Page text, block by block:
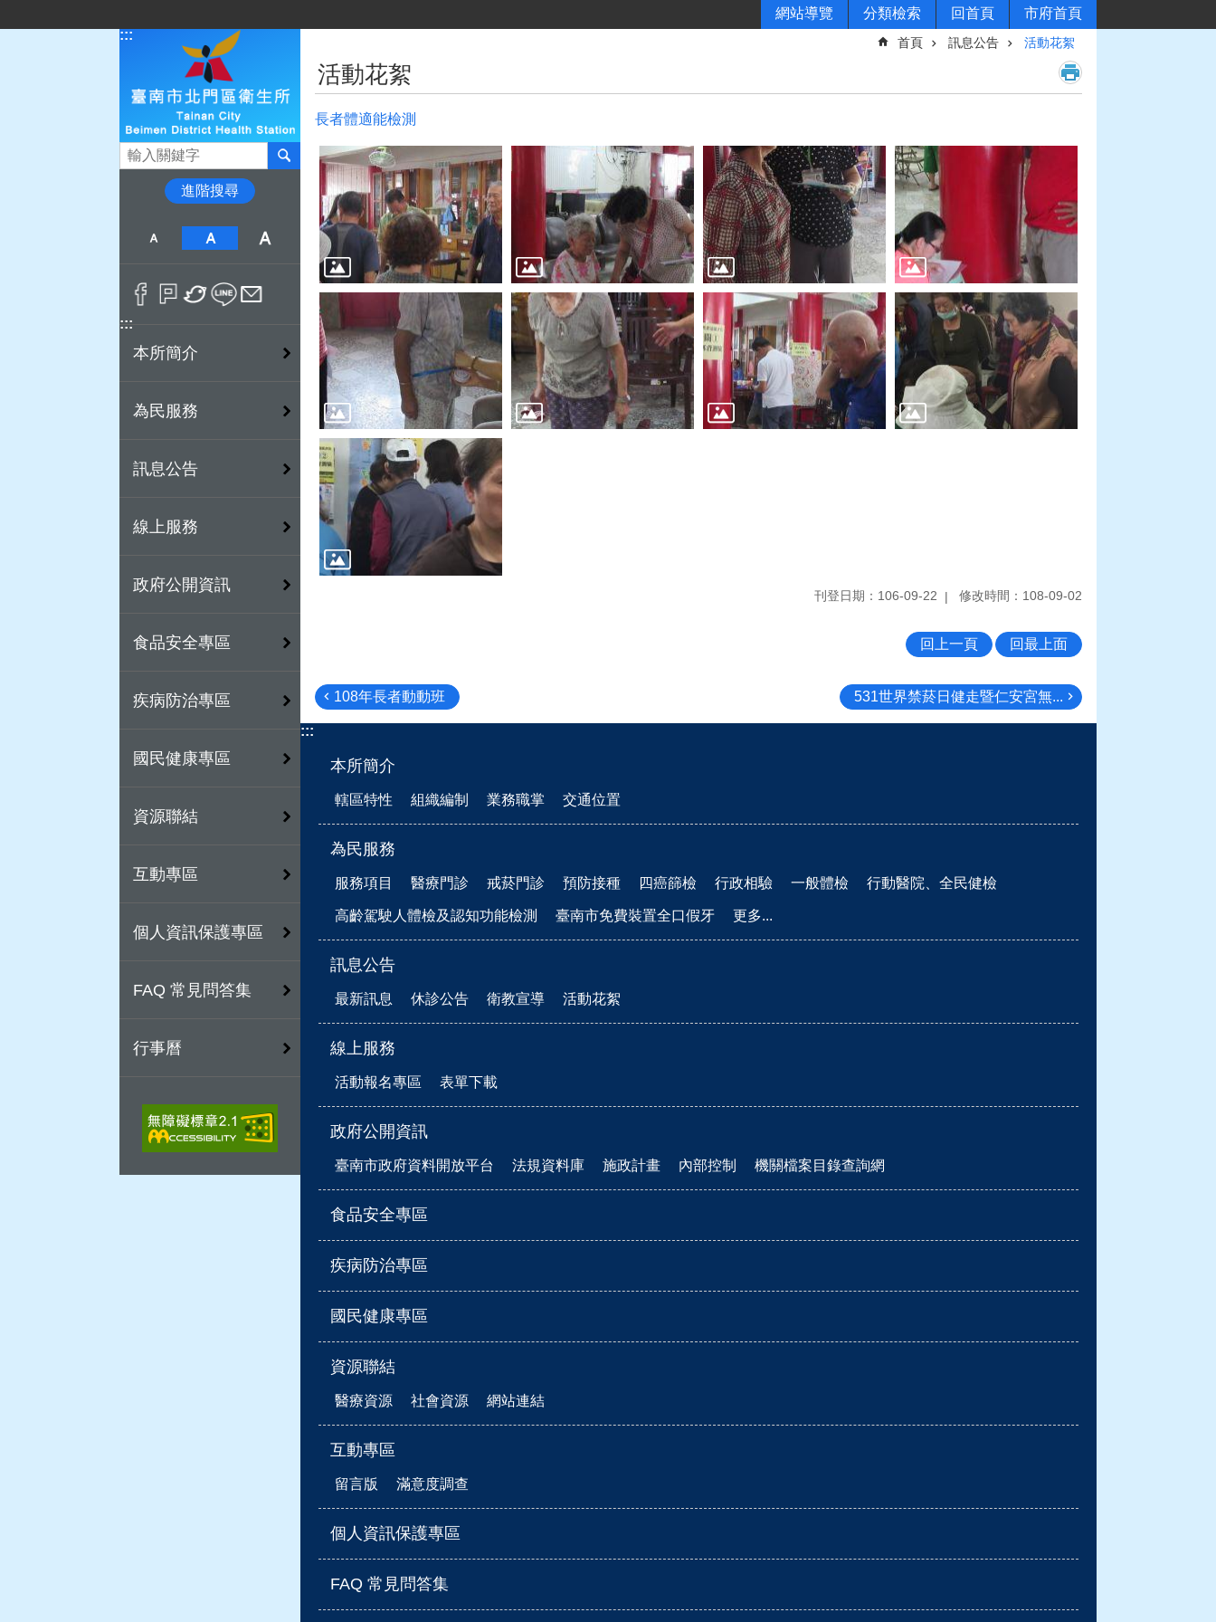
:::
網站導覽 分類檢索 回首頁 市府首頁
搜尋
進階搜尋
:::
本所簡介
為民服務
訊息公告
線上服務
政府公開資訊
食品安全專區
疾病防治專區
國民健康專區
資源聯結
互動專區
個人資訊保護專區
FAQ 常見問答集
行事曆
首頁 訊息公告 活動花絮
活動花絮
長者體適能檢測
刊登日期：106-09-22 修改時間：108-09-02
回上一頁 回最上面
108年長者動動班 531世界禁菸日健走暨仁安宮無...
:::
本所簡介
轄區特性 組織編制 業務職掌 交通位置
為民服務
服務項目 醫療門診 戒菸門診 預防接種 四癌篩檢 行政相驗 一般體檢 行動醫院、全民健檢
高齡駕駛人體檢及認知功能檢測 臺南市免費裝置全口假牙 更多...
訊息公告
最新訊息 休診公告 衛教宣導 活動花絮
線上服務
活動報名專區 表單下載
政府公開資訊
臺南市政府資料開放平台 法規資料庫 施政計畫 內部控制 機關檔案目錄查詢網
食品安全專區
疾病防治專區
國民健康專區
資源聯結
醫療資源 社會資源 網站連結
互動專區
留言版 滿意度調查
個人資訊保護專區
FAQ 常見問答集